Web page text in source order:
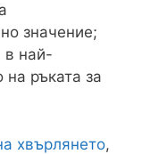
значение;
в най-
ръката за
хвърлянето,